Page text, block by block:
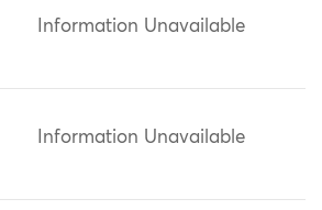
Information Unavailable
Information Unavailable